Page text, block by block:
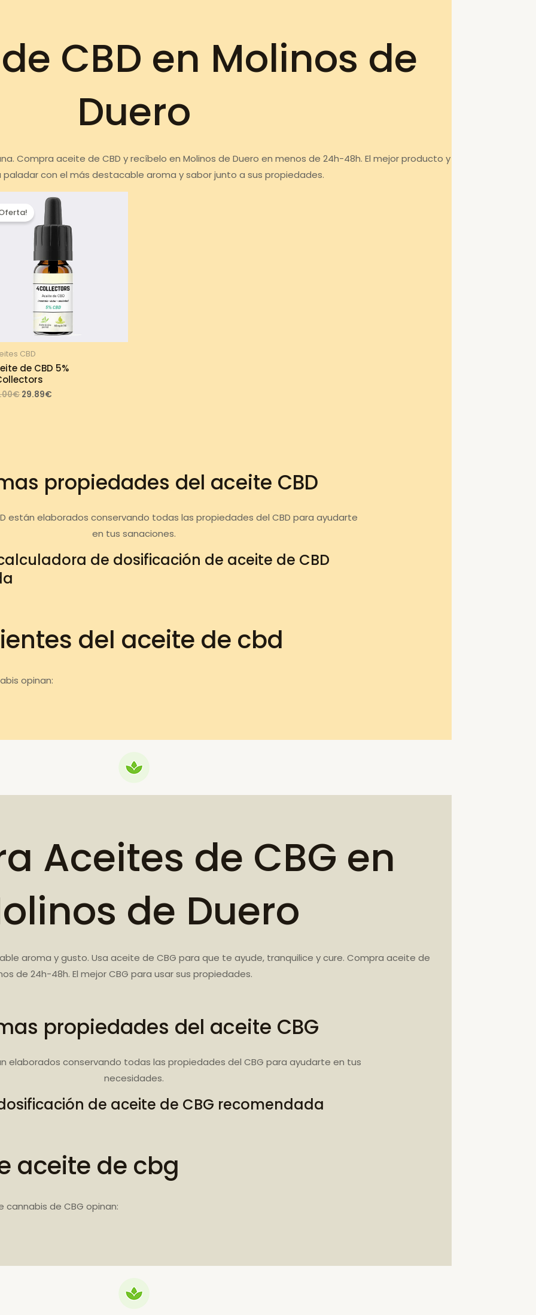
CBD en Molinos de
Duero
Compra aceite de CBD y recíbelo en Molinos de Duero en menos de 24h-48h. El mejor producto y
paladar con el más destacable aroma y sabor junto a sus propiedades.
CBD
de CBD 5%
€Original
29.89€
propiedades del aceite CBD
están elaborados conservando todas las propiedades del CBD para ayudarte
en tus sanaciones.
de dosificación de aceite de CBD
del aceite de cbd
opinan:
Aceites de CBG en
de Duero
aroma y gusto. Usa aceite de CBG para que te ayude, tranquilice y cure. Compra aceite de
de 24h-48h. El mejor CBG para usar sus propiedades.
propiedades del aceite CBG
elaborados conservando todas las propiedades del CBG para ayudarte en tus
necesidades.
de aceite de CBG recomendada
aceite de cbg
de CBG opinan: